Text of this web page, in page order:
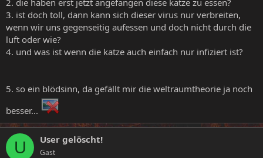
2. die haben erst jetzt angefangen diese katze zu essen?
3. ist doch toll, dann kann sich dieser virus nur verbreiten,
wenn wir uns gegenseitig aufessen und doch nicht durch die
luft oder wie?
4. und was ist wenn die katze auch einfach nur infiziert ist?
5. so ein blödsinn, da gefällt mir die weltraumtheorie ja noch
besser...
U User gelöscht!
Gast